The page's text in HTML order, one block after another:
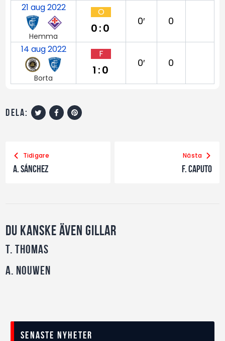
21 aug 2022
Hemma
O
0:0
0′ 0
14 aug 2022
Borta
F
1:0
0′ 0
dela:
Tidigare
A. Sánchez
Nästa
F. Caputo
Du kanske även gillar
T. Thomas
A. Nouwen
Senaste nyheter